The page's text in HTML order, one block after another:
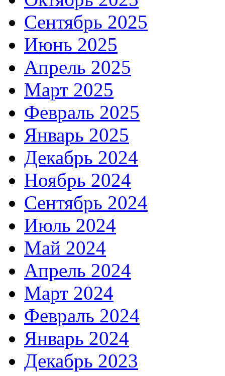
Сентябрь 2025
Июнь 2025
Апрель 2025
Март 2025
Февраль 2025
Январь 2025
Декабрь 2024
Ноябрь 2024
Сентябрь 2024
Июль 2024
Май 2024
Апрель 2024
Март 2024
Февраль 2024
Январь 2024
Декабрь 2023